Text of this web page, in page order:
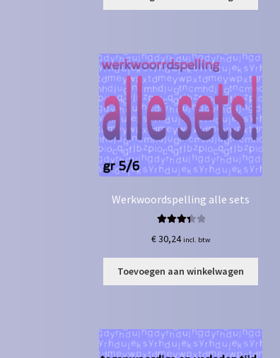
Werkwoordspelling alle sets
eerd3.50
uit 5
€30,24 incl. btw
Toevoegen aan winkelwagen